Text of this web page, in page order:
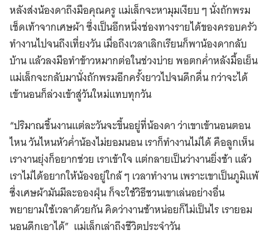
หลังส่งน้องดาถึงมือคุณครู แม่เล็กจะหามุมเงียบ ๆ นั่งถักพรม
เช็ดเท้าจากเศษผ้า ซึ่งเป็นอีกหนึ่งช่องทางรายได้ของครอบครัว
ทำงานไปจนถึงเที่ยงวัน เมื่อถึงเวลาเลิกเรียนก็พาน้องดากลับ
บ้าน แล้วลงมือทำข้าวหมากต่อในช่วงบ่าย พอตกค่ำหลังมื้อเย็น
แม่เล็กจะกลับมานั่งถักพรมอีกครั้งยาวไปจนดึกดื่น กว่าจะได้
เข้านอนก็ล่วงเข้าสู่วันใหม่แทบทุกวัน
“ปริมาณชิ้นงานแต่ละวันจะขึ้นอยู่ที่น้องดา ว่าเขาเข้านอนตอน
ไหน วันไหนหัวค่ำน้องไม่ยอมนอน เราก็ทำงานไม่ได้ คือลูกเห็น
เรางานยุ่งก็อยากช่วย เราเข้าใจ แต่กลายเป็นว่างานยิ่งช้า แล้ว
เราไม่ได้อยากให้น้องอยู่ใกล้ ๆ เวลาทำงาน เพราะเขาเป็นภูมิแพ้
ซึ่งเศษผ้ามันมีละอองฝุ่น ก็จะใช้วิธีชวนเขาเล่นอย่างอื่น
พยายามใช้เวลาด้วยกัน คิดว่างานช้าหน่อยก็ไม่เป็นไร เรายอม
นอนดึกเอาได้” แม่เล็กเล่าถึงชีวิตประจำวัน